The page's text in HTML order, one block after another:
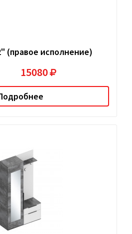
(правое исполнение)
15080